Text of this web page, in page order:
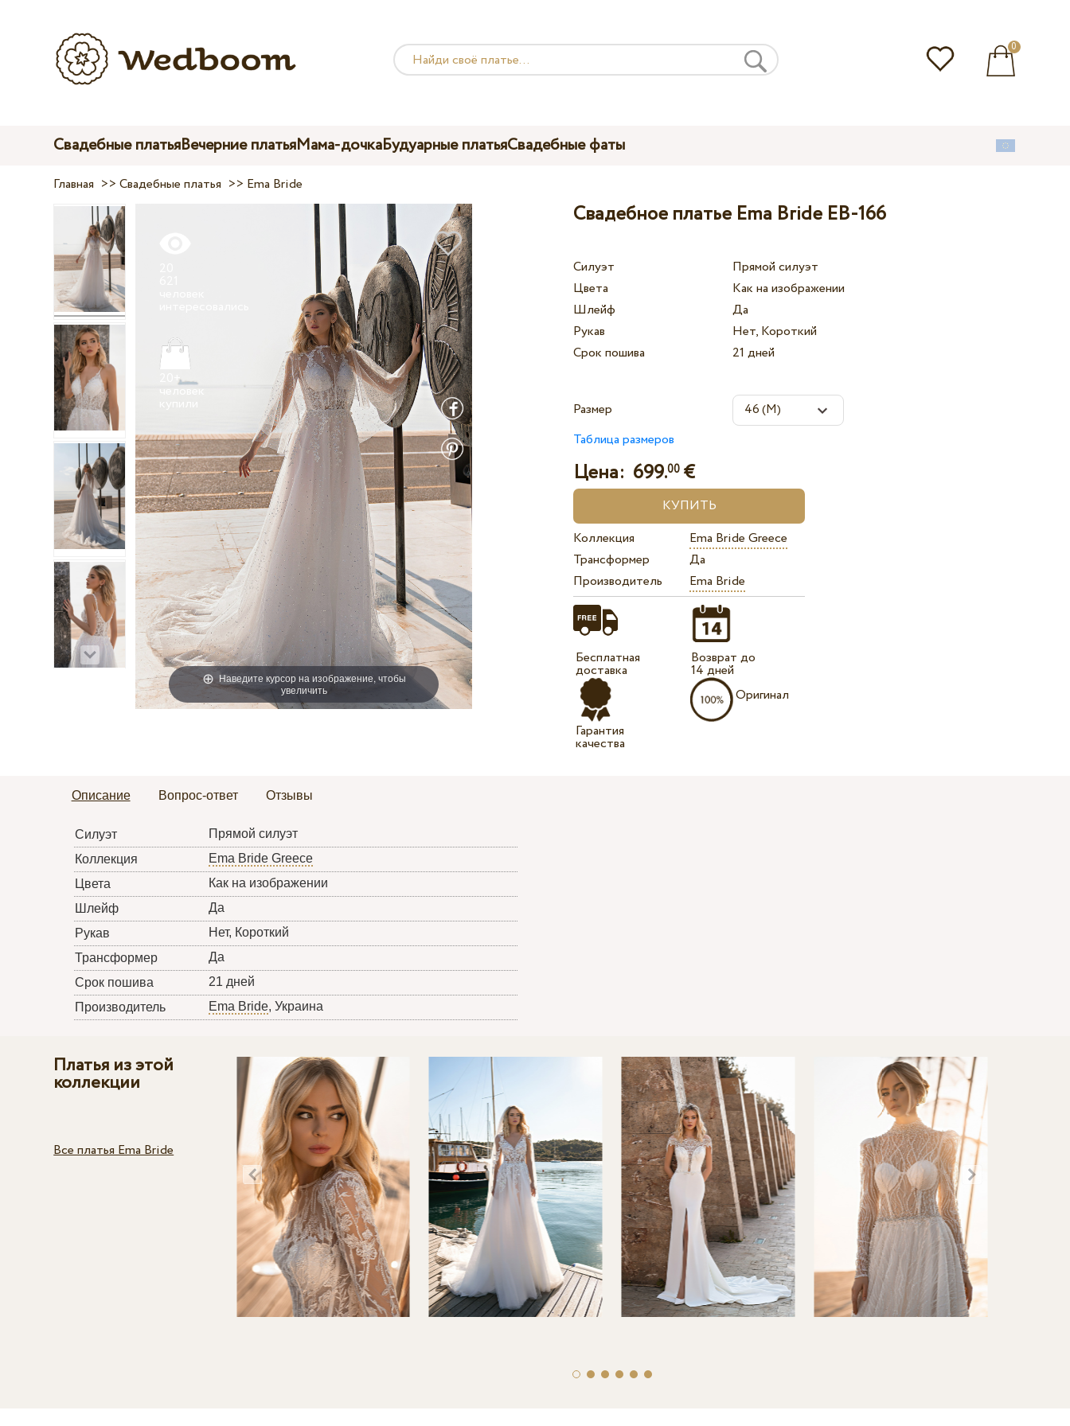
0
Свадебные платьяВечерние платьяМама-дочкаБудуарные платьяСвадебные фаты
Главная >>Свадебные платья >> Ema Bride
Наведите курсор на изображение, чтобы
увеличить
20+
человек
Свадебное платье Ema Bride EB-166
Силуэт
Прямой силуэт
Цвета
Как на изображении
Шлейф
Да
Рукав
Нет, Короткий
Срок пошива
21 дней
Размер
Таблица размеров
Цена: 699.00 €
Коллекция
Ema Bride Greece
Трансформер
Да
Производитель
Ema Bride
Бесплатная
доставка
Гарантия
качества
Возврат до
14 дней
Оригинал
Описание Вопрос-ответ Отзывы
Силуэт
Прямой силуэт
Коллекция
Ema Bride Greece
Цвета
Как на изображении
Шлейф
Да
Рукав
Нет, Короткий
Трансформер
Да
Срок пошива
21 дней
Производитель
Ema Bride, Украина
Платья из этой
коллекции
Все платья Ema Bride